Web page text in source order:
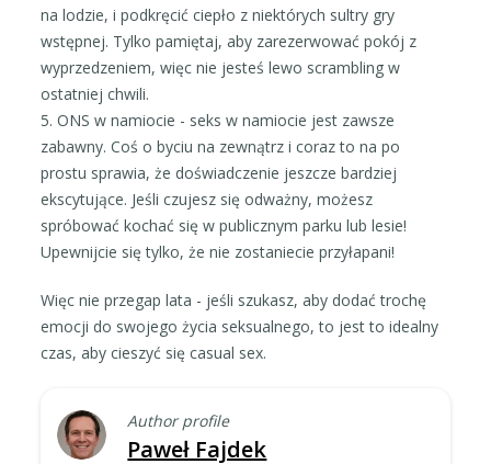
na lodzie, i podkręcić ciepło z niektórych sultry gry
wstępnej. Tylko pamiętaj, aby zarezerwować pokój z
wyprzedzeniem, więc nie jesteś lewo scrambling w
ostatniej chwili.
5. ONS w namiocie - seks w namiocie jest zawsze
zabawny. Coś o byciu na zewnątrz i coraz to na po
prostu sprawia, że doświadczenie jeszcze bardziej
ekscytujące. Jeśli czujesz się odważny, możesz
spróbować kochać się w publicznym parku lub lesie!
Upewnijcie się tylko, że nie zostaniecie przyłapani!
Więc nie przegap lata - jeśli szukasz, aby dodać trochę
emocji do swojego życia seksualnego, to jest to idealny
czas, aby cieszyć się casual sex.
Author profile
Paweł Fajdek